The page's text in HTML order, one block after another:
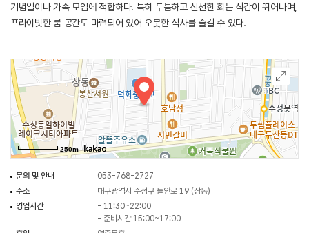
기념일이나 가족 모임에 적합하다. 특히 두툼하고 신선한 회는 식감이 뛰어나며,
프라이빗한 룸 공간도 마련되어 있어 오붓한 식사를 즐길 수 있다.
250m
문의 및 안내
053-768-2727
주소
대구광역시 수성구 들안로 19 (상동)
영업시간
- 11:30~22:00
- 준비시간 15:00~17:00